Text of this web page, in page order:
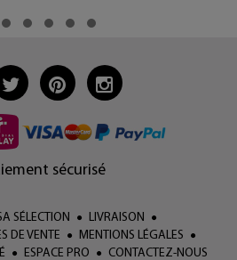
sécurisé
SÉLECTION
LIVRAISON
DE VENTE
MENTIONS LÉGALES
ESPACE PRO CONTACTEZ-NOUS